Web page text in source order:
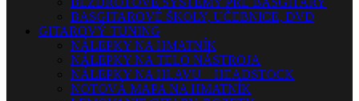
BASGITAROVÉ ŠKOLY, UČEBNICE, DVD
GITAROVÝ TUNING
NÁLEPKY NA HMATNÍK
NÁLEPKY NA TELO NÁSTROJA
NÁLEPKY NA HLAVU – HEADSTOCK
NOTOVÁ MAPA NA HMATNÍK